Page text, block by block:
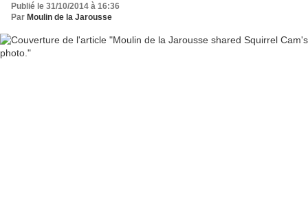
Publié le 31/10/2014 à 16:36
Par Moulin de la Jarousse